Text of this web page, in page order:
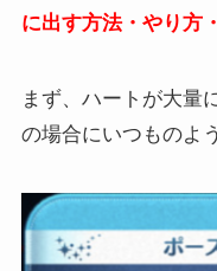
に出す方法・やり方
まず、ハートが大量
の場合にいつものよ